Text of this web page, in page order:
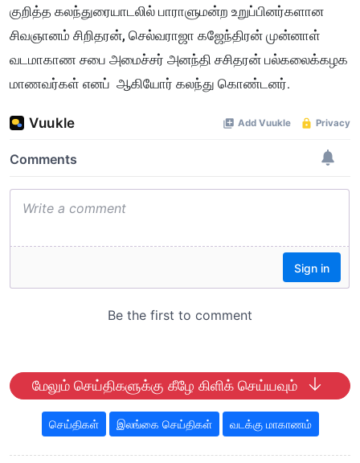
குறித்த கலந்துரையாடலில் பாராளுமன்ற உறுப்பினர்களான
சிவஞானம் சிறிதரன், செல்வராஜா கஜேந்திரன் முன்னாள்
வடமாகாண சபை அமைச்சர் அனந்தி சசிதரன் பல்கலைக்கழக
மாணவர்கள் எனப் ஆகியோர் கலந்து கொண்டனர்.
மேலும் செய்திகளுக்கு கீழே கிளிக் செய்யவும்
செய்திகள் இலங்கை செய்திகள் வடக்கு மாகாணம்